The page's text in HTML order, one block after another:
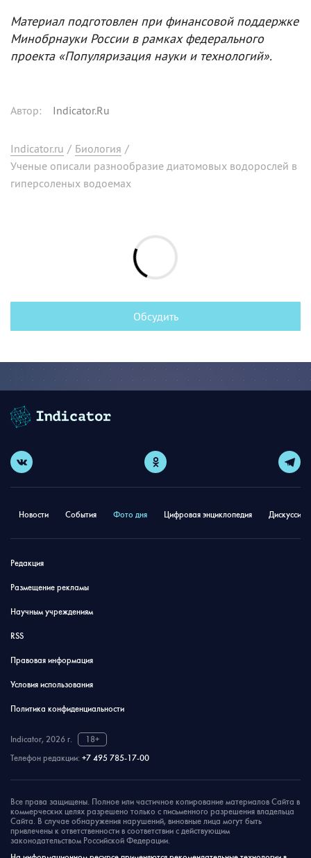
Материал подготовлен при финансовой поддержке
Минобрнауки России в рамках федерального
проекта «Популяризация науки и технологий».
Автор: Indicator.Ru
Indicator.ru / Биология /
Ученые описали разнообразие диатомовых водорослей в
гиперсоленых водоемах
Обсудить
Новости События Фото дня Цифровая энциклопедия
Редакция
Размещение рекламы
Научным учреждениям
RSS
Правовая информация
Условия использования
Политика конфиденциальности
Indicator, 2026 г.
18+
Телефон редакции: +7 495 785-17-00
Все права защищены. Полное или частичное копирование материалов Сайта в
коммерческих целях разрешено только с письменного разрешения владельца
Сайта. В случае обнаружения нарушений, виновные лица могут быть
привлечены к ответственности в соответствии с действующим
законодательством Российской Федерации.